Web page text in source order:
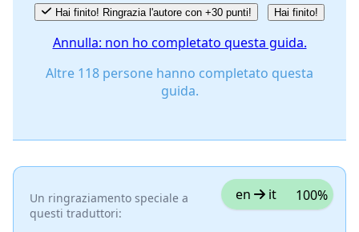
Hai finito! Ringrazia l'autore con +30 punti! Hai finito!
Annulla: non ho completato questa guida.
Altre 118 persone hanno completato questa
guida.
Un ringraziamento speciale a
questi traduttori:
en it 100%